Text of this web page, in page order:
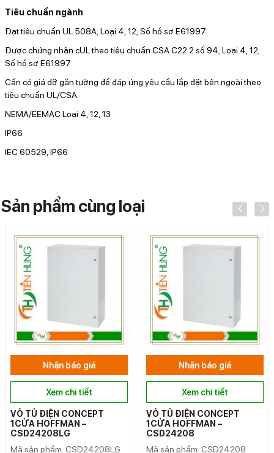
Tiêu chuẩn ngành
Đạt tiêu chuẩn UL 508A; Loại 4, 12; Số hồ sơ E61997
Được chứng nhận cUL theo tiêu chuẩn CSA C22.2 số 94; Loại 4, 12;
Số hồ sơ E61997
Cần có giá đỡ gắn tường để đáp ứng yêu cầu lắp đặt bên ngoài theo
tiêu chuẩn UL/CSA.
NEMA/EEMAC Loại 4, 12, 13
IP66
IEC 60529, IP66
Sản phẩm cùng loại
Nhận báo giá
Xem chi tiết
VỎ TỦ ĐIỆN CONCEPT
1CỬA HOFFMAN –
CSD24208LG
Mã sản phẩm: CSD24208LG
Nhận báo giá
Xem chi tiết
VỎ TỦ ĐIỆN CONCEPT
1CỬA HOFFMAN –
CSD24208
Mã sản phẩm: CSD24208